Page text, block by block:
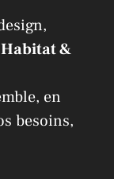
Habitat &
en
besoins,